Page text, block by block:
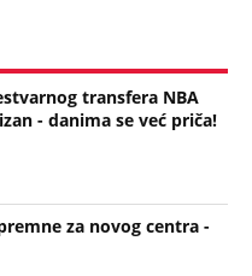
transfera NBA
- danima se već priča!
za novog centra -